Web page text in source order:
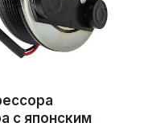
с японским